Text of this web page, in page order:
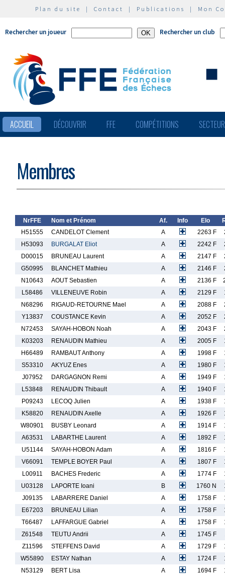
Plan du site | Contact | Publications | Mon
Rechercher un joueur Rechercher un club
ACCUEIL DÉCOUVRIR FFE COMPÉTITIONS
Membres
NrFFE Nom et Prénom Af. Info Elo
H51555
CANDELOT Clement A 2263 F
H53093
BURGALAT Eliot A 2242 F
D00015
BRUNEAU Laurent A 2147 F
G50995
BLANCHET Mathieu A 2146 F
N10643
AOUT Sebastien A 2136 F
L58486
VILLENEUVE Robin A 2129 F
N68296
RIGAUD-RETOURNE Mael A 2088 F
Y13837
COUSTANCE Kevin A 2052 F
N72453
SAYAH-HOBON Noah A 2043 F
K03203
RENAUDIN Mathieu A 2005 F
H66489
RAMBAUT Anthony A 1998 F
S53310
AKYUZ Enes A 1980 F
J07952
DARGAGNON Remi A 1949 F
L53848
RENAUDIN Thibault A 1940 F
P09243
LECOQ Julien A 1938 F
K58820
RENAUDIN Axelle A 1926 F
W80901
BUSBY Leonard A 1914 F
A63531
LABARTHE Laurent A 1892 F
U51144
SAYAH-HOBON Adam A 1816 F
V66091
TEMPLE BOYER Paul A 1807 F
L00911
BACHES Frederic A 1774 F
U03128
LAPORTE Ioani B 1760 N
J09135
LABARRERE Daniel A 1758 F
E67203
BRUNEAU Lilian A 1758 F
T66487
LAFFARGUE Gabriel A 1758 F
Z61548
TEUTU Andrii A 1745 F
Z11596
STEFFENS David A 1729 F
W55890
ESTAY Nathan A 1724 F
N53129
BERT Lisa A 1694 F